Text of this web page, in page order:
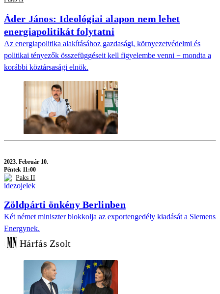
Áder János: Ideológiai alapon nem lehet
energiapolitikát folytatni
Az energiapolitika alakításához gazdasági, környezetvédelmi és
politikai tényezők összefüggéseit kell figyelembe venni − mondta a
korábbi köztársasági elnök.
2023. Február 10.
Péntek 11:00
Paks II
Zöldpárti önkény Berlinben
Két német miniszter blokkolja az exportengedély kiadását a Siemens
Energynek.
Hárfás Zsolt